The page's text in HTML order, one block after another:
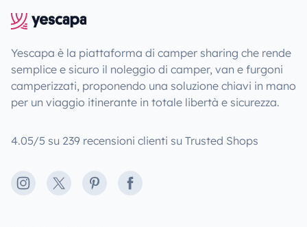
Yescapa è la piattaforma di camper sharing che rende
semplice e sicuro il noleggio di camper, van e furgoni
camperizzati, proponendo una soluzione chiavi in mano
per un viaggio itinerante in totale libertà e sicurezza.
4.05/5 su 239 recensioni clienti su Trusted Shops
Instagram
X PinterestFacebook